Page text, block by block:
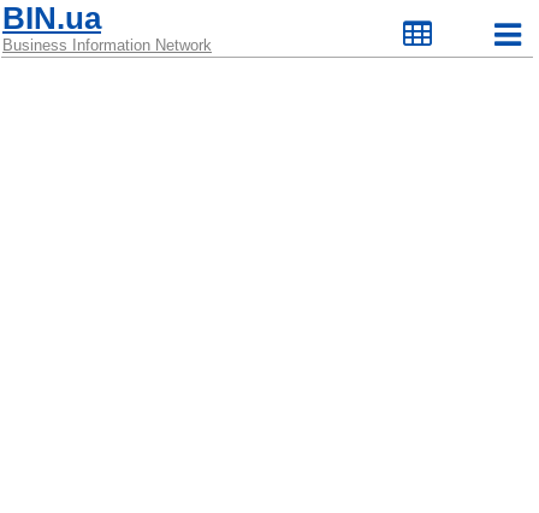
BIN.ua
Business Information Network